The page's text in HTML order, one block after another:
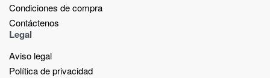
Condiciones de compra
Contáctenos
Legal
Aviso legal
Política de privacidad